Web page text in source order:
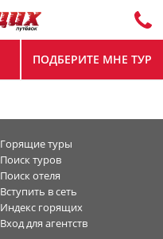
ПОДБЕРИТЕ МНЕ ТУР
Горящие туры
Поиск туров
Поиск отеля
Вступить в сеть
Индекс горящих
Вход для агентств